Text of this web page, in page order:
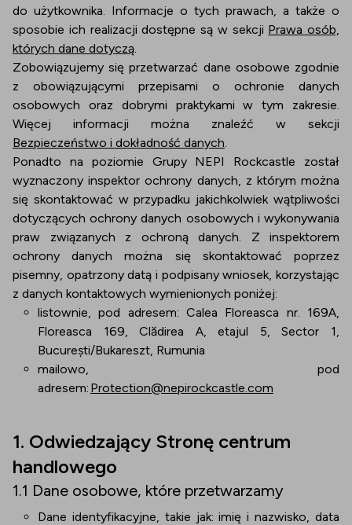
do użytkownika. Informacje o tych prawach, a także o
sposobie ich realizacji dostępne są w sekcji Prawa osób,
których dane dotyczą.
Zobowiązujemy się przetwarzać dane osobowe zgodnie
z obowiązującymi przepisami o ochronie danych
osobowych oraz dobrymi praktykami w tym zakresie.
Więcej informacji można znaleźć w sekcji
Bezpieczeństwo i dokładność danych.
Ponadto na poziomie Grupy NEPI Rockcastle został
wyznaczony inspektor ochrony danych, z którym można
się skontaktować w przypadku jakichkolwiek wątpliwości
dotyczących ochrony danych osobowych i wykonywania
praw związanych z ochroną danych. Z inspektorem
ochrony danych można się skontaktować poprzez
pisemny, opatrzony datą i podpisany wniosek, korzystając
z danych kontaktowych wymienionych poniżej:
listownie, pod adresem: Calea Floreasca nr. 169A,
Floreasca 169, Clădirea A, etajul 5, Sector 1,
București/Bukareszt, Rumunia
mailowo, pod
adresem: Protection@nepirockcastle.com
1. Odwiedzający Stronę centrum
handlowego
1.1 Dane osobowe, które przetwarzamy
Dane identyfikacyjne, takie jak: imię i nazwisko, data